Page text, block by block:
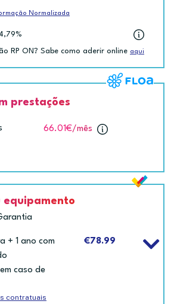
Normalizada
RP ON? Sabe como aderir online aqui
prestações
66.01€/mês
equipamento
+ 1 ano com
caso de
€78.99
contratuais